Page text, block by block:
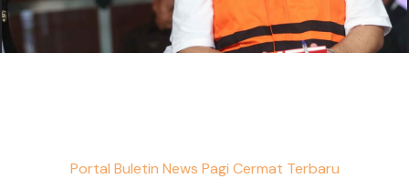
Portal Buletin News Pagi Cermat Terbaru